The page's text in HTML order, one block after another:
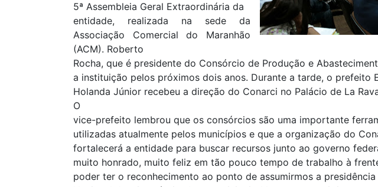
5ª Assembleia Geral Extraordinária da
entidade, realizada na sede da
Associação Comercial do Maranhão
(ACM). Roberto
Rocha, que é presidente do Consórcio de Produção e
a instituição pelos próximos dois anos. Durante a tarde, o prefeito
Holanda Júnior recebeu a direção do Conarci no Palácio de La
O
vice-prefeito lembrou que os consórcios são uma importante
utilizadas atualmente pelos municípios e que a organização do
fortalecerá a entidade para buscar recursos junto ao governo
muito honrado, muito feliz em tão pouco tempo de trabalho à
poder ter o reconhecimento ao ponto de assumirmos a